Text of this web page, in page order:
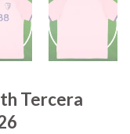
Tercera